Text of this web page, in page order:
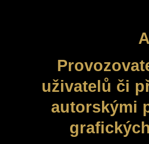
uživatelů či
autorskými